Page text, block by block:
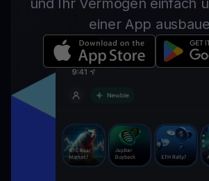
und Ihr Vermögen einfach
einer App